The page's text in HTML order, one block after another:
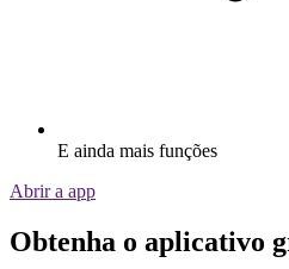
E ainda mais funções
Abrir a app
Obtenha o aplicativo